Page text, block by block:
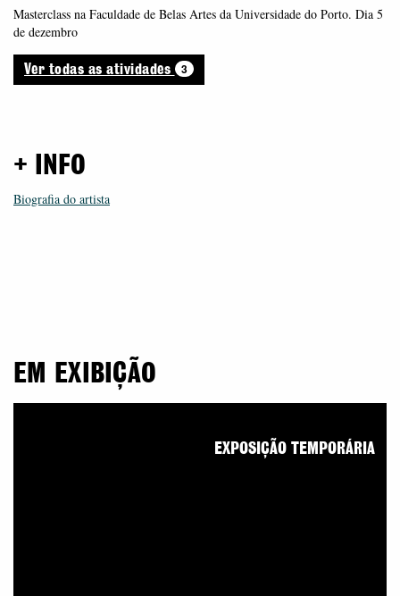
Masterclass na Faculdade de Belas Artes da Universidade do Porto. Dia 5
de dezembro
Ver todas as atividades 3
+ INFO
Biografia do artista
EM EXIBIÇÃO
EXPOSIÇÃO TEMPORÁRIA